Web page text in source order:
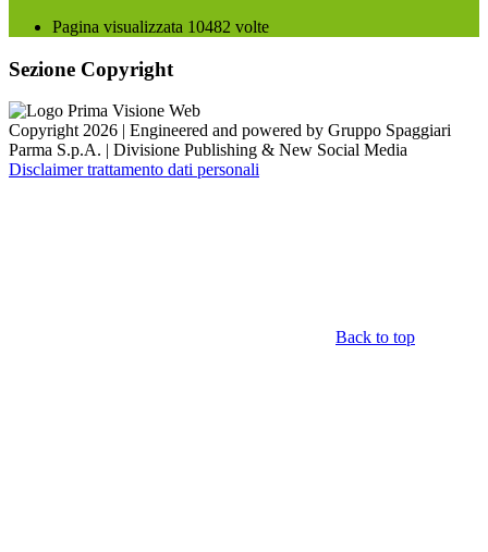
Pagina visualizzata 10482 volte
Sezione Copyright
Copyright 2026 | Engineered and powered by Gruppo Spaggiari
Parma S.p.A. | Divisione Publishing & New Social Media
Disclaimer trattamento dati personali
Back to top